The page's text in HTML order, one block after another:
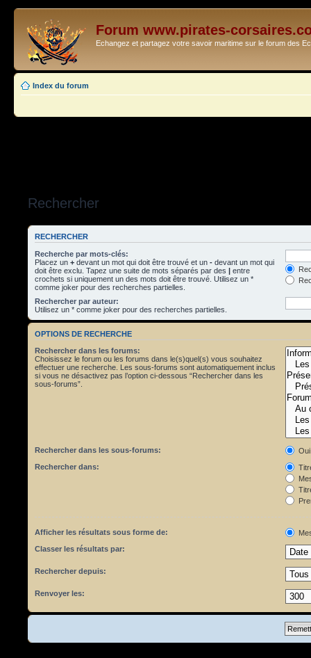
Forum www.pirates-
Echangez et partagez votre savoir maritime sur le forum des
Index du forum
Rechercher
RECHERCHER
Recherche par mots-clés:
Placez un + devant un mot qui doit être trouvé et un - devant un mot qui
doit être exclu. Tapez une suite de mots séparés par des | entre
crochets si uniquement un des mots doit être trouvé. Utilisez un *
comme joker pour des recherches partielles.
Rechercher par auteur:
Utilisez un * comme joker pour des recherches partielles.
OPTIONS DE RECHERCHE
Rechercher dans les forums:
Choisissez le forum ou les forums dans le(s)quel(s) vous souhaitez
effectuer une recherche. Les sous-forums sont automatiquement inclus
si vous ne désactivez pas l’option ci-dessous “Rechercher dans les
sous-forums”.
Rechercher dans les sous-forums:
Oui
Rechercher dans:
Afficher les résultats sous forme de:
Classer les résultats par:
Rechercher depuis:
Renvoyer les: